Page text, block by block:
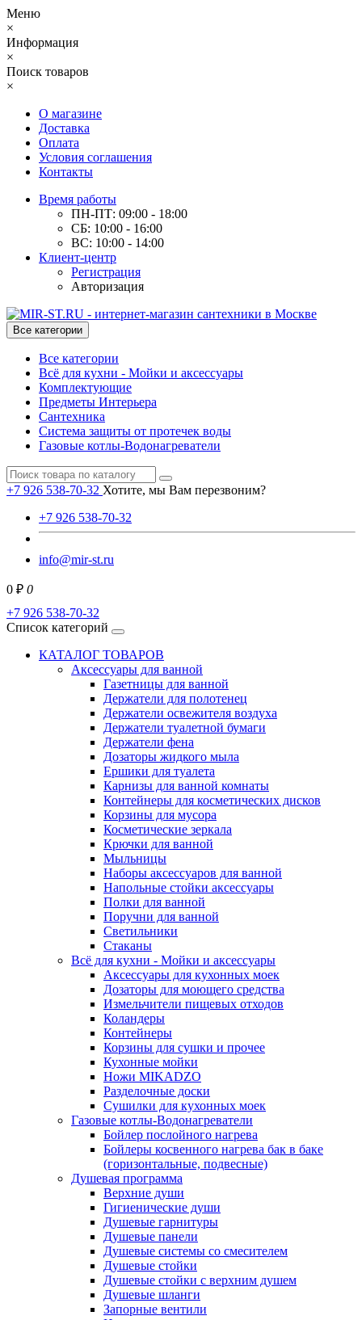
Меню
×
Информация
×
Поиск товаров
×
О магазине
Доставка
Оплата
Условия соглашения
Контакты
Время работы
ПН-ПТ: 09:00 - 18:00
СБ: 10:00 - 16:00
ВС: 10:00 - 14:00
Клиент-центр
Регистрация
Авторизация
Все категории
Все категории
Всё для кухни - Мойки и аксессуары
Комплектующие
Предметы Интерьера
Сантехника
Система защиты от протечек воды
Газовые котлы-Водонагреватели
+7 926 538-70-32 Хотите, мы Вам перезвоним?
+7 926 538-70-32
info@mir-st.ru
0 ₽ 0
+7 926 538-70-32
Список категорий
КАТАЛОГ ТОВАРОВ
Аксессуары для ванной
Газетницы для ванной
Держатели для полотенец
Держатели освежителя воздуха
Держатели туалетной бумаги
Держатели фена
Дозаторы жидкого мыла
Ершики для туалета
Карнизы для ванной комнаты
Контейнеры для косметических дисков
Корзины для мусора
Косметические зеркала
Крючки для ванной
Мыльницы
Наборы аксессуаров для ванной
Напольные стойки аксессуары
Полки для ванной
Поручни для ванной
Светильники
Стаканы
Всё для кухни - Мойки и аксессуары
Аксессуары для кухонных моек
Дозаторы для моющего средства
Измельчители пищевых отходов
Коландеры
Контейнеры
Корзины для сушки и прочее
Кухонные мойки
Ножи MIKADZO
Разделочные доски
Сушилки для кухонных моек
Газовые котлы-Водонагреватели
Бойлер послойного нагрева
Бойлеры косвенного нагрева бак в баке
(горизонтальные, подвесные)
Душевая программа
Верхние души
Гигиенические души
Душевые гарнитуры
Душевые панели
Душевые системы со смесителем
Душевые стойки
Душевые стойки с верхним душем
Душевые шланги
Запорные вентили